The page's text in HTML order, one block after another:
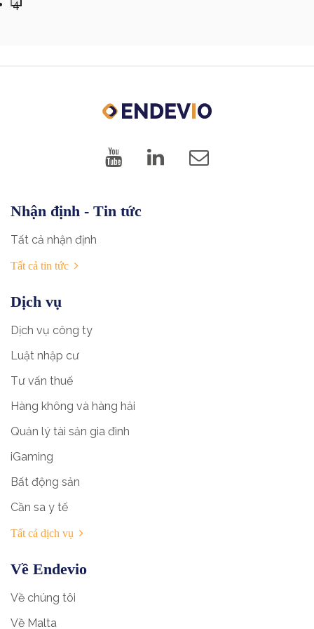
4
Nhận định - Tin tức
Tất cả nhận định
Tất cả tin tức
Dịch vụ
Dịch vụ công ty
Luật nhập cư
Tư vấn thuế
Hàng không và hàng hải
Quản lý tài sản gia đình
iGaming
Bất động sản
Cần sa y tế
Tất cả dịch vụ
Về Endevio
Về chúng tôi
Về Malta